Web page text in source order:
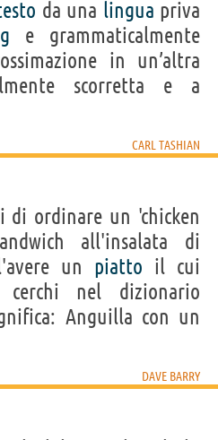
da una lingua priva
e grammaticalmente
in un’altra
scorretta e a
CARL TASHIAN
di ordinare un 'chicken
all'insalata di
un piatto il cui
nel dizionario
Anguilla con un
DAVE BARRY